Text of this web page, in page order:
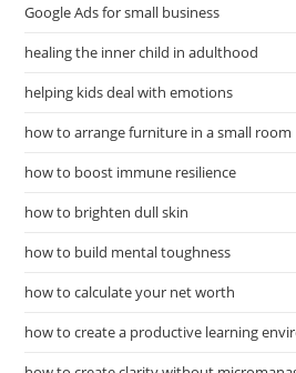
Google Ads for small business
healing the inner child in adulthood
helping kids deal with emotions
how to arrange furniture in a small room
how to boost immune resilience
how to brighten dull skin
how to build mental toughness
how to calculate your net worth
how to create a productive learning